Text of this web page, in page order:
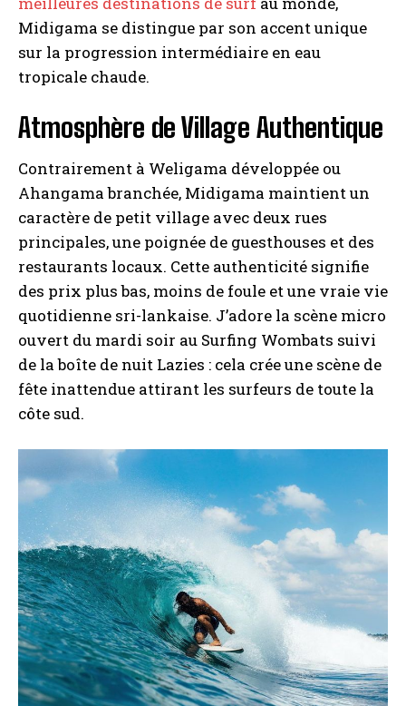
Midigama se distingue par son accent unique
sur la progression intermédiaire en eau
tropicale chaude.
Atmosphère de Village Authentique
Contrairement à Weligama développée ou
Ahangama branchée, Midigama maintient un
caractère de petit village avec deux rues
principales, une poignée de guesthouses et des
restaurants locaux. Cette authenticité signifie
des prix plus bas, moins de foule et une vraie vie
quotidienne sri-lankaise. J’adore la scène micro
ouvert du mardi soir au Surfing Wombats suivi
de la boîte de nuit Lazies : cela crée une scène de
fête inattendue attirant les surfeurs de toute la
côte sud.